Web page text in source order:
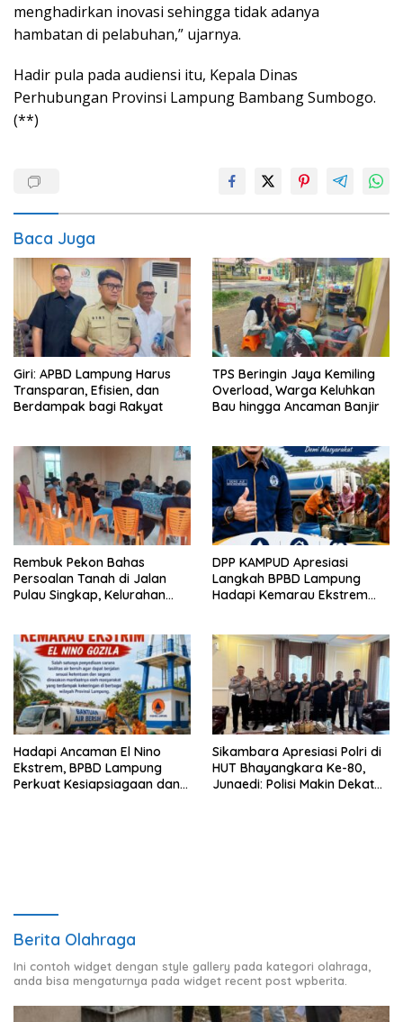
menghadirkan inovasi sehingga tidak adanya
hambatan di pelabuhan,” ujarnya.
Hadir pula pada audiensi itu, Kepala Dinas
Perhubungan Provinsi Lampung Bambang Sumbogo.
(**)
Baca Juga
Giri: APBD Lampung Harus
Transparan, Efisien, dan
Berdampak bagi Rakyat
TPS Beringin Jaya Kemiling
Overload, Warga Keluhkan
Bau hingga Ancaman Banjir
Rembuk Pekon Bahas
Persoalan Tanah di Jalan
Pulau Singkap, Kelurahan
DPP KAMPUD Apresiasi
Langkah BPBD Lampung
Hadapi Kemarau Ekstrem
Hadapi Ancaman El Nino
Ekstrem, BPBD Lampung
Perkuat Kesiapsiagaan dan
Sikambara Apresiasi Polri di
HUT Bhayangkara Ke-80,
Junaedi: Polisi Makin Dekat
Berita Olahraga
Ini contoh widget dengan style gallery pada kategori olahraga,
anda bisa mengaturnya pada widget recent post wpberita.